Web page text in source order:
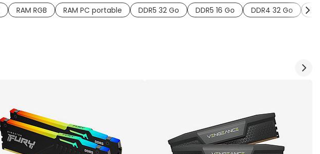
RAM RGB RAM PC portable DDR5 32 Go DDR5 16 Go DDR4 32 Go